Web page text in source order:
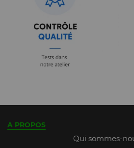
A PROPOS
Qui sommes-